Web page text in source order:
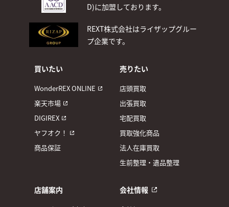
D)に加盟しております。
REXT株式会社はライザップグルー
プ企業です。
買いたい
WonderREX ONLINE
楽天市場
DIGIREX
ヤフオク！
商品保証
売りたい
店頭買取
出張買取
宅配買取
買取強化商品
法人在庫買取
生前整理・遺品整理
店舗案内 会社情報